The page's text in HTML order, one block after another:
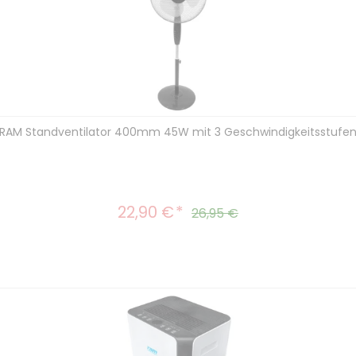
RAM Standventilator 400mm 45W mit 3 Geschwindigkeitsstufen
Verkaufspreis:
22,90 € Regulärer Preis:
26,95 €